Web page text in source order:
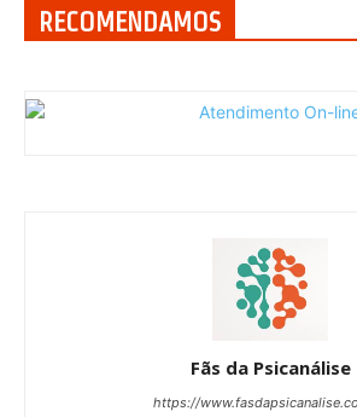
RECOMENDAMOS
Fãs da Psicanálise
https://